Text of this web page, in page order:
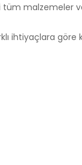
tüm malzemeler
ihtiyaçlara göre